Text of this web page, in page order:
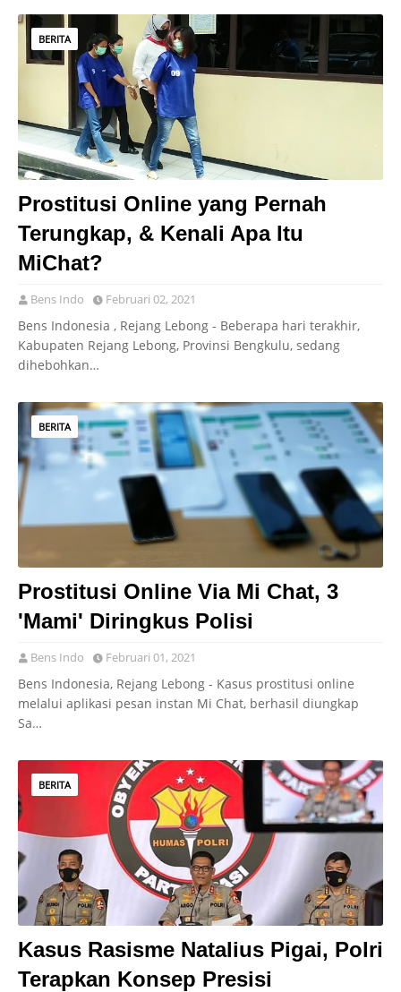
BERITA
Prostitusi Online yang Pernah
Terungkap, & Kenali Apa Itu
MiChat?
Bens Indo Februari 02, 2021
Bens Indonesia , Rejang Lebong - Beberapa hari terakhir,
Kabupaten Rejang Lebong, Provinsi Bengkulu, sedang
dihebohkan…
BERITA
Prostitusi Online Via Mi Chat, 3
'Mami' Diringkus Polisi
Bens Indo Februari 01, 2021
Bens Indonesia, Rejang Lebong - Kasus prostitusi online
melalui aplikasi pesan instan Mi Chat, berhasil diungkap
Sa…
BERITA
Kasus Rasisme Natalius Pigai, Polri
Terapkan Konsep Presisi